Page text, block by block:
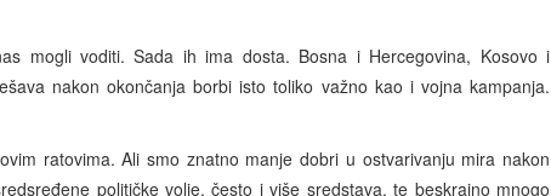
mogli voditi. Sada ih ima dosta. Bosna i Hercegovina, Kosovo i
nakon okončanja borbi isto toliko važno kao i vojna kampanja.
ratovima. Ali smo znatno manje dobri u ostvarivanju mira nakon
političke volje, često i više sredstava, te beskrajno mnogo